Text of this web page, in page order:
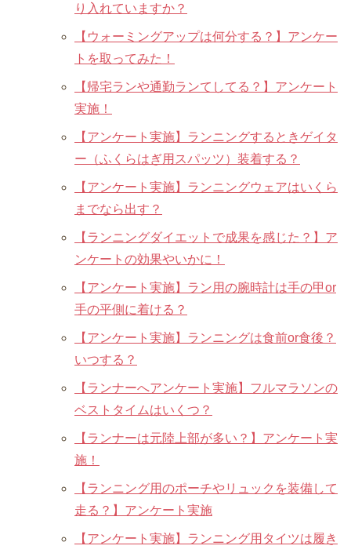
り入れていますか？
【ウォーミングアップは何分する？】アンケー
トを取ってみた！
【帰宅ランや通勤ランてしてる？】アンケート
実施！
【アンケート実施】ランニングするときゲイタ
ー（ふくらはぎ用スパッツ）装着する？
【アンケート実施】ランニングウェアはいくら
までなら出す？
【ランニングダイエットで成果を感じた？】ア
ンケートの効果やいかに！
【アンケート実施】ラン用の腕時計は手の甲or
手の平側に着ける？
【アンケート実施】ランニングは食前or食後？
いつする？
【ランナーへアンケート実施】フルマラソンの
ベストタイムはいくつ？
【ランナーは元陸上部が多い？】アンケート実
施！
【ランニング用のポーチやリュックを装備して
走る？】アンケート実施
【アンケート実施】ランニング用タイツは履き